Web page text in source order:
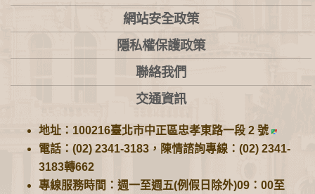
網站安全政策
隱私權保護政策
聯絡我們
交通資訊
地址：100216臺北市中正區忠孝東路一段 2 號
電話：(02) 2341-3183，陳情諮詢專線：(02) 2341-
3183轉662
專線服務時間：週一至週五(例假日除外)09：00至